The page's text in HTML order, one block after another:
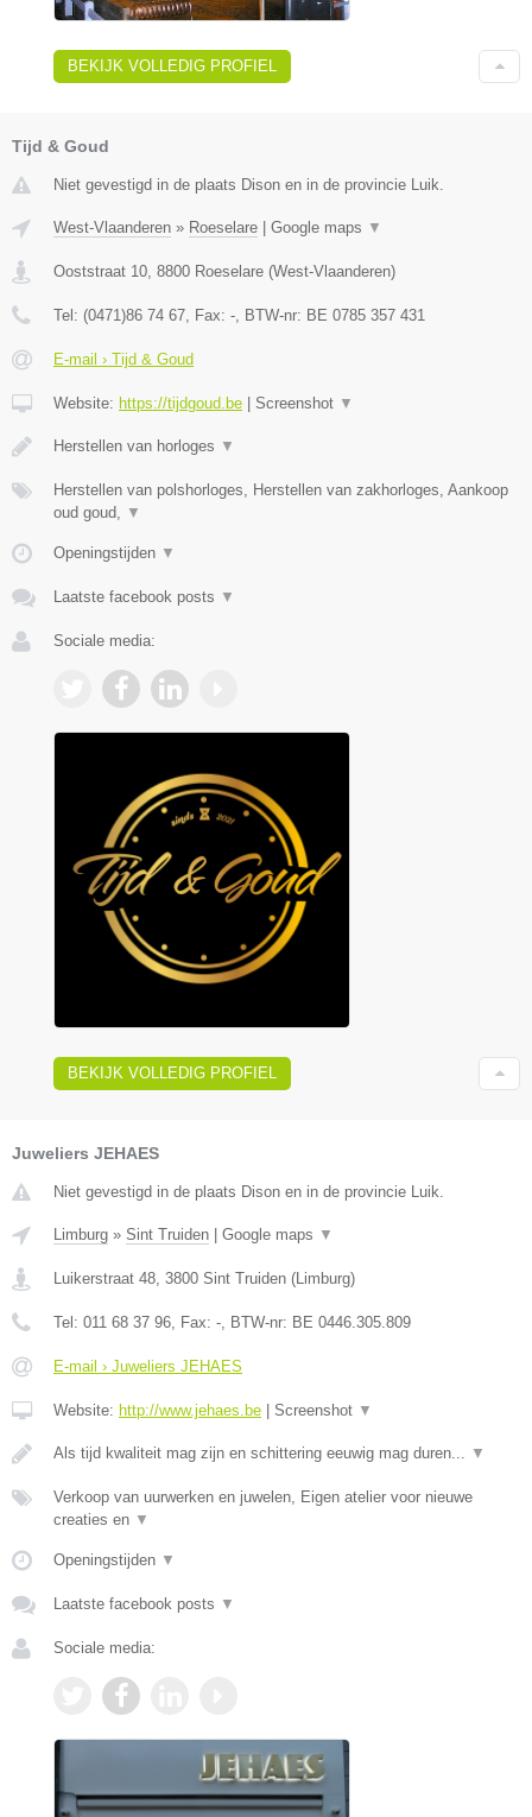
BEKIJK VOLLEDIG PROFIEL
Tijd & Goud
Niet gevestigd in de plaats Dison en in de provincie Luik.
West-Vlaanderen » Roeselare | Google maps ▼
Ooststraat 10 8800 Roeselare (West-Vlaanderen)
Tel: (0471)86 74 67 , Fax: - , BTW-nr: BE 0785 357 431
E-mail › Tijd & Goud
Website: https://tijdgoud.be | Screenshot ▼
Herstellen van horloges ▼
Herstellen van polshorloges, Herstellen van zakhorloges, Aankoop
oud goud,
▼
Openingstijden ▼
Laatste facebook posts ▼
Sociale media:
BEKIJK VOLLEDIG PROFIEL
Juweliers JEHAES
Niet gevestigd in de plaats Dison en in de provincie Luik.
Limburg » Sint Truiden | Google maps ▼
Luikerstraat 48 3800 Sint Truiden (Limburg)
Tel: 011 68 37 96 , Fax: - , BTW-nr: BE 0446.305.809
E-mail › Juweliers JEHAES
Website: http://www.jehaes.be | Screenshot ▼
Als tijd kwaliteit mag zijn en schittering eeuwig mag duren... ▼
Verkoop van uurwerken en juwelen, Eigen atelier voor nieuwe
creaties en ▼
Openingstijden ▼
Laatste facebook posts ▼
Sociale media: